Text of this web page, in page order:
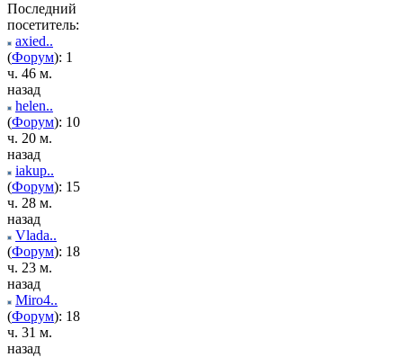
Последний
посетитель:
axied..
(Форум): 1
ч. 46 м.
назад
helen..
(Форум): 10
ч. 20 м.
назад
iakup..
(Форум): 15
ч. 28 м.
назад
Vlada..
(Форум): 18
ч. 23 м.
назад
Miro4..
(Форум): 18
ч. 31 м.
назад